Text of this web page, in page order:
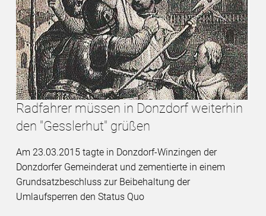
Radfahrer müssen in Donzdorf weiterhin
den "Gesslerhut" grüßen
Am 23.03.2015 tagte in Donzdorf-Winzingen der
Donzdorfer Gemeinderat und zementierte in einem
Grundsatzbeschluss zur Beibehaltung der
Umlaufsperren den Status Quo